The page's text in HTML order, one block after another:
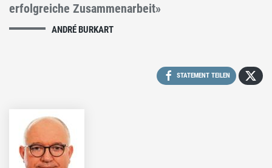
erfolgreiche Zusammenarbeit»
ANDRÉ BURKART
STATEMENT TEILEN